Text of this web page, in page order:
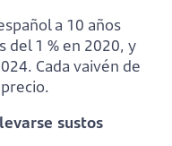
a 10 años
del 1 % en 2020, y
Cada vaivén de
sustos